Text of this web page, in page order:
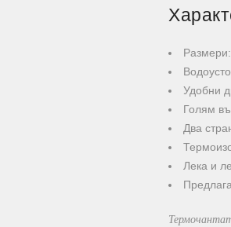
Удобни
Голям
Два
Лека и